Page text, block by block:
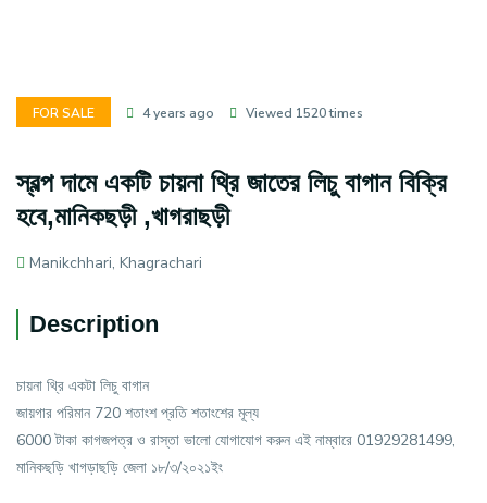
FOR SALE 4 years ago Viewed 1520 times
স্বল্প দামে একটি চায়না থ্রি জাতের লিচু বাগান বিক্রি
হবে,মানিকছড়ী ,খাগরাছড়ী
Manikchhari, Khagrachari
Description
চায়না থ্রি একটা লিচু বাগান
জায়গার পরিমান 720 শতাংশ প্রতি শতাংশের মূল্য
6000 টাকা কাগজপত্র ও রাস্তা ভালো যোগাযোগ করুন এই নাম্বারে 01929281499,
মানিকছড়ি খাগড়াছড়ি জেলা ১৮/৩/২০২১ইং